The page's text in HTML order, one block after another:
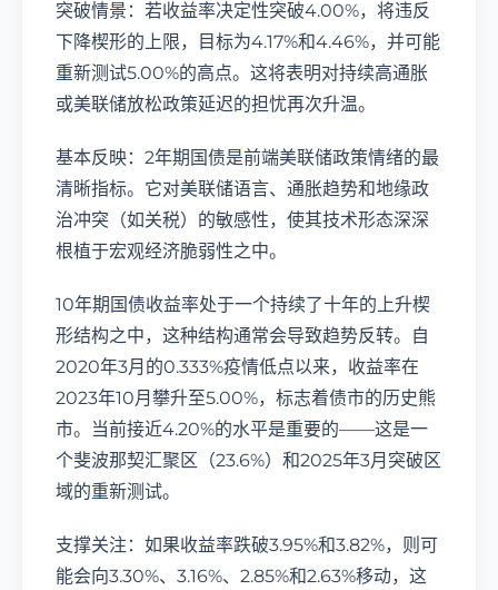
突破情景：若收益率决定性突破4.00%，将违反
下降楔形的上限，目标为4.17%和4.46%，并可能
重新测试5.00%的高点。这将表明对持续高通胀
或美联储放松政策延迟的担忧再次升温。
基本反映：2年期国债是前端美联储政策情绪的最
清晰指标。它对美联储语言、通胀趋势和地缘政
治冲突（如关税）的敏感性，使其技术形态深深
根植于宏观经济脆弱性之中。
10年期国债收益率处于一个持续了十年的上升楔
形结构之中，这种结构通常会导致趋势反转。自
2020年3月的0.333%疫情低点以来，收益率在
2023年10月攀升至5.00%，标志着债市的历史熊
市。当前接近4.20%的水平是重要的——这是一
个斐波那契汇聚区（23.6%）和2025年3月突破区
域的重新测试。
支撑关注：如果收益率跌破3.95%和3.82%，则可
能会向3.30%、3.16%、2.85%和2.63%移动，这